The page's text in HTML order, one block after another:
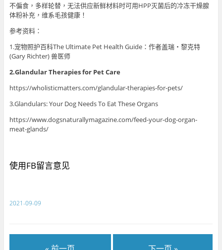
不偏食，多样轮替，无法供应新鲜材料时可用HPP灭菌后的冷冻干燥腺
体粉补充，维系毛孩健康！
参考资料：
1.宠物照护百科The Ultimate Pet Health Guide：作者盖瑞・黎克特
(Gary Richter) 兽医师
2.Glandular Therapies for Pet Care
https://wholisticmatters.com/glandular-therapies-for-pets/
3.Glandulars: Your Dog Needs To Eat These Organs
https://www.dogsnaturallymagazine.com/feed-your-dog-organ-
meat-glands/
使用FB留言意见
2021-09-09